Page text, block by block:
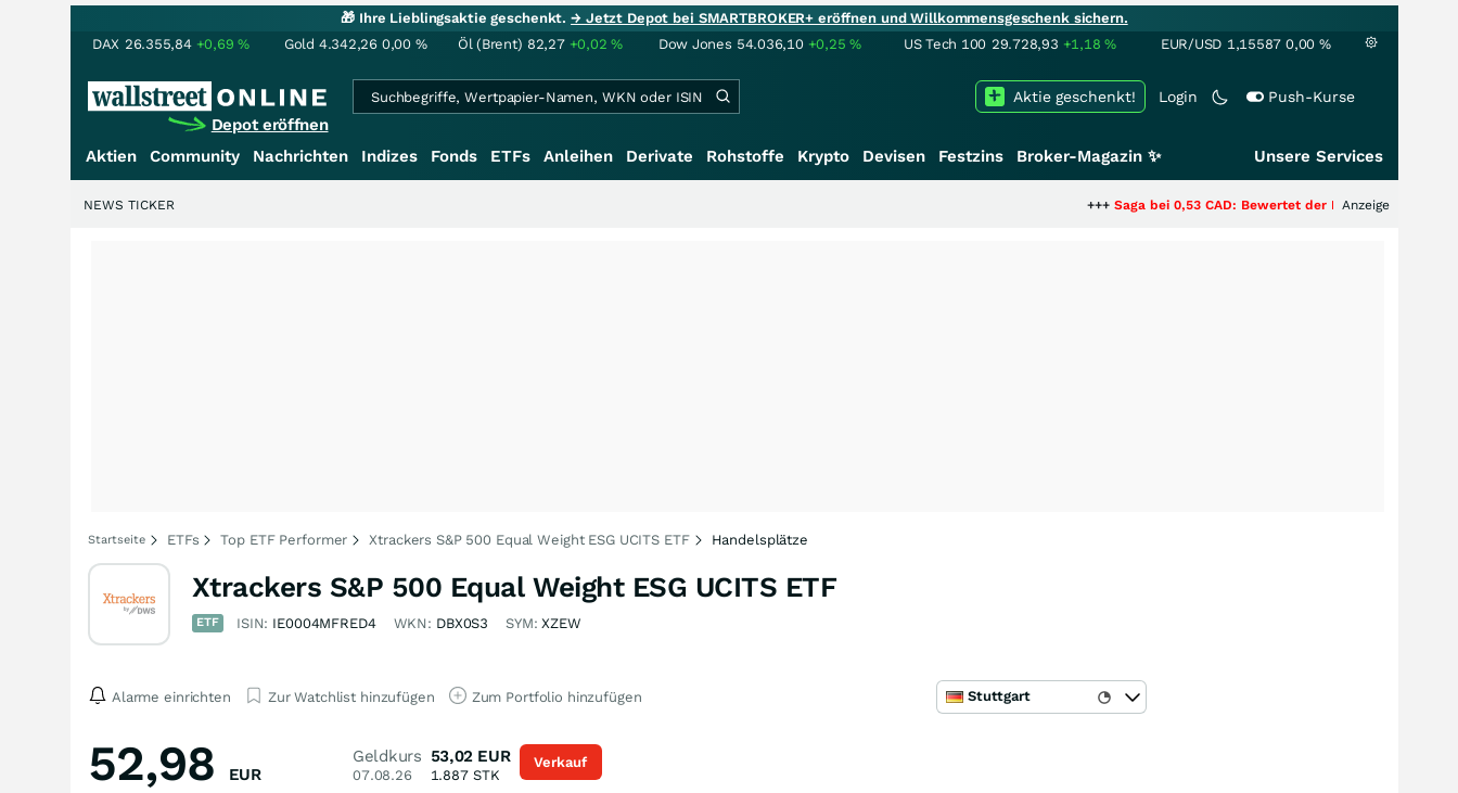
🎁 Ihre Lieblingsaktie geschenkt.→ Jetzt Depot bei SMARTBROKER+ eröffnen und Willkommensgeschenk sichern.
DAX 26.355,84 +0,69% Gold 4.342,26 0,00 % Öl (Brent) 82,27 +0,02% Dow Jones 54.036,10 +0,25% US Tech 100 29.728,93 +1,18% EUR/USD 1,15587 0,00 %
Depot eröffnen
Login Push-Kurse
Aktie geschenkt!
Aktien Community Nachrichten Indizes Fonds ETFs Anleihen Derivate Rohstoffe Krypto Devisen Festzins Broker-Magazin ✨ Unsere Services
Saga bei 0,53 CAD: Bewertet der Markt noch immer nur
Anzeige
NEWS TICKER
Startseite ETFs Top ETF Performer Xtrackers S&P 500 Equal Weight ESG UCITS ETF Handelsplätze
Xtrackers S&P 500 Equal Weight ESG UCITS ETF
ETF ISIN: IE0004MFRED4 WKN: DBX0S3 SYM:XZEW
Alarme einrichten Zur Watchlist hinzufügen Zum Portfolio hinzufügen Stuttgart
52,98 EUR
Geldkurs
07.08.26
53,02 EUR
1.887STK
Verkauf